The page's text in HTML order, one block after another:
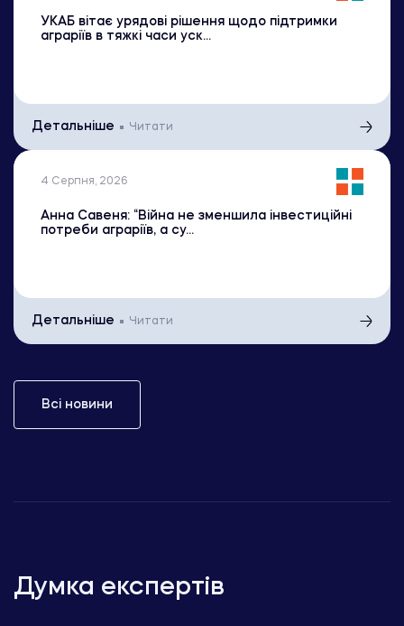
УКАБ вітає урядові рішення щодо підтримки
аграріїв в тяжкі часи уск...
Детальніше Читати
4 Серпня, 2026
Анна Савеня: “Війна не зменшила інвестиційні
потреби аграріїв, а су...
Детальніше Читати
Всі новини
Думка експертів